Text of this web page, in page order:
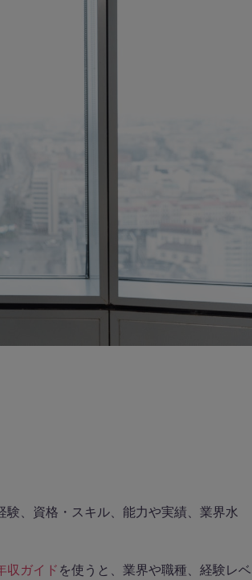
、資格・スキル、能力や実績、業界水
収ガイドを使うと、業界や職種、経験レベ